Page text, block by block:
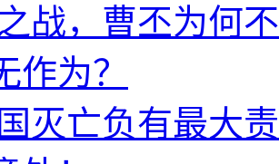
战，曹丕为何
作为？
灭亡负有最大